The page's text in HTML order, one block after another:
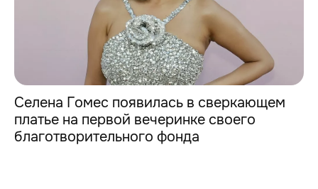
Селена Гомес появилась в сверкающем
платье на первой вечеринке своего
благотворительного фонда